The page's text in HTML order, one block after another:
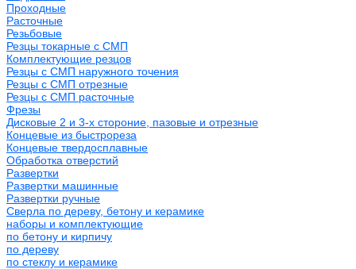
Проходные
Расточные
Резьбовые
Резцы токарные с СМП
Комплектующие резцов
Резцы с СМП наружного точения
Резцы с СМП отрезные
Резцы с СМП расточные
Фрезы
Дисковые 2 и 3-х стороние, пазовые и отрезные
Концевые из быстрореза
Концевые твердосплавные
Обработка отверстий
Развертки
Развертки машинные
Развертки ручные
Сверла по дереву, бетону и керамике
наборы и комплектующие
по бетону и кирпичу
по дереву
по стеклу и керамике